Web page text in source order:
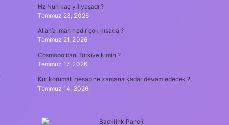
Hz Nuh kaç yıl yaşadı ?
Temmuz 23, 2026
Allah’a iman nedir çok kısaca ?
Temmuz 21, 2026
Cosmopolitan Türkiye kimin ?
Temmuz 17, 2026
Kur korumalı hesap ne zamana kadar devam edecek ?
Temmuz 14, 2026